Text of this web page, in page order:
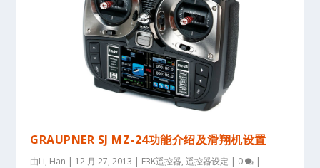
GRAUPNER SJ MZ-24功能介绍及滑翔机设置
由Li, Han | 12 月 27, 2013 | F3K遥控器,遥控器设定 | 0 |